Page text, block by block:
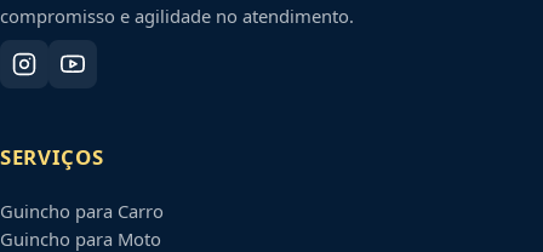
compromisso e agilidade no atendimento.
SERVIÇOS
Guincho para Carro
Guincho para Moto